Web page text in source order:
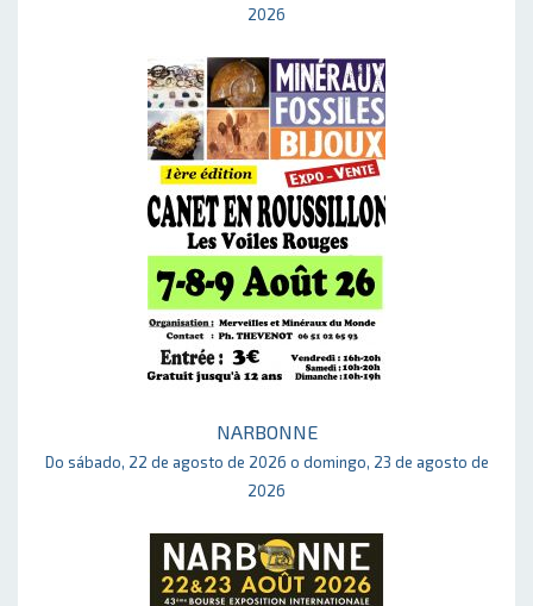
2026
NARBONNE
Do sábado, 22 de agosto de 2026 o domingo, 23 de agosto de
2026